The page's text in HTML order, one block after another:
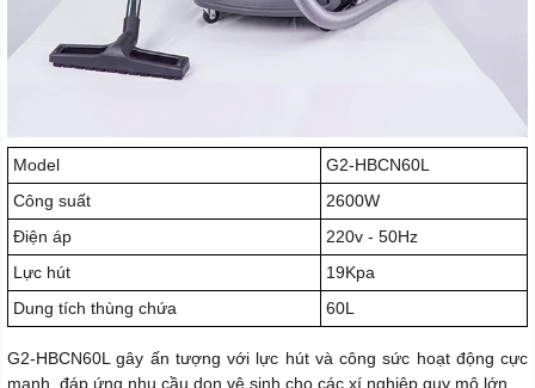
Model
G2-HBCN60L
Công suất
2600W
Điện áp
220v - 50Hz
Lực hút
19Kpa
Dung tích thùng chứa
60L
G2-HBCN60L gây ấn tượng với lực hút và công sức hoạt động cực
mạnh, đáp ứng nhu cầu dọn vệ sinh cho các xí nghiệp quy mô lớn.